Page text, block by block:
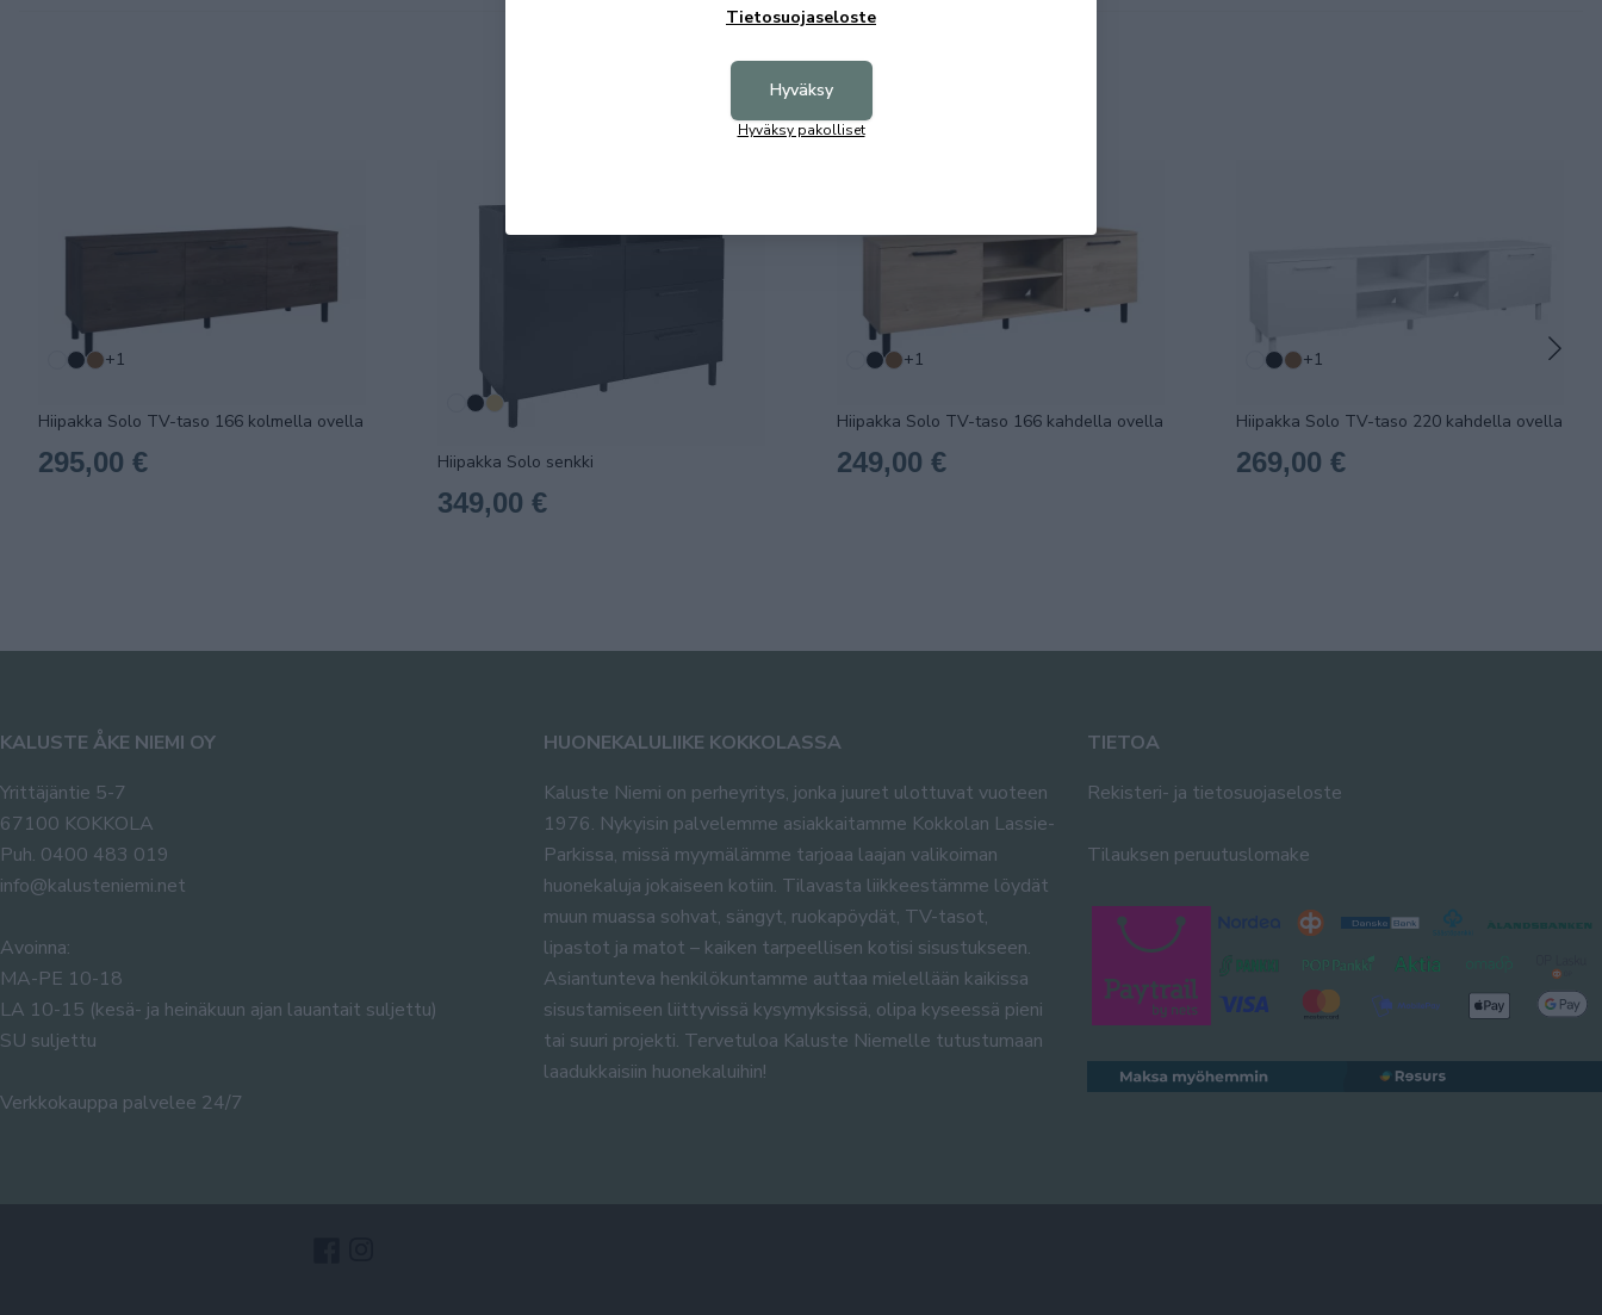
Osta samalla
+1
Hiipakka Solo TV-taso 166 kolmella ovella
295,00 € Hiipakka Solo senkki
349,00 €
+1
Hiipakka Solo TV-taso 166 kahdella ovella
249,00 €
+1
Hiipakka Solo TV-taso 220 kahdella ovella
269,00 €
KALUSTE ÅKE NIEMI OY
Yrittäjäntie 5-7
67100 KOKKOLA
Puh. 0400 483 019
info@kalusteniemi.net
Avoinna:
MA-PE 10-18
LA 10-15 (kesä- ja heinäkuun ajan lauantait suljettu)
SU suljettu
Verkkokauppa palvelee 24/7
HUONEKALULIIKE KOKKOLASSA
Kaluste Niemi on perheyritys, jonka juuret ulottuvat vuoteen
1976. Nykyisin palvelemme asiakkaitamme Kokkolan Lassie-
Parkissa, missä myymälämme tarjoaa laajan valikoiman
huonekaluja jokaiseen kotiin. Tilavasta liikkeestämme löydät
muun muassa sohvat, sängyt, ruokapöydät, TV-tasot,
lipastot ja matot – kaiken tarpeellisen kotisi sisustukseen.
Asiantunteva henkilökuntamme auttaa mielellään kaikissa
sisustamiseen liittyvissä kysymyksissä, olipa kyseessä pieni
tai suuri projekti. Tervetuloa Kaluste Niemelle tutustumaan
laadukkaisiin huonekaluihin!
TIETOA
Rekisteri- ja tietosuojaseloste
Tilauksen peruutuslomake
Tietosuojaseloste
Hyväksy
Hyväksy pakolliset